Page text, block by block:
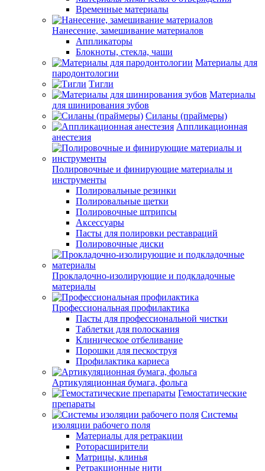
Временные материалы
Нанесение, замешивание материалов
Аппликаторы
Блокноты, стекла, чаши
Материалы для
пародонтологии
Тигли
Материалы
для шинирования зубов
Силаны (праймеры)
Аппликационная
анестезия
Полировочные и финирующие материалы и
инструменты
Полировальные резинки
Полировальные щетки
Полировочные штрипсы
Аксессуары
Пасты для полировки реставраций
Полировочные диски
Прокладочно-изолирующие и подкладочные
материалы
Профессиональная профилактика
Пасты для профессиональной чистки
Таблетки для полоскания
Клиническое отбеливание
Порошки для пескоструя
Профилактика кариеса
Артикуляционная бумага, фольга
Гемостатические
препараты
Системы
изоляции рабочего поля
Материалы для ретракции
Роторасширители
Матрицы, клинья
Ретракционные нити